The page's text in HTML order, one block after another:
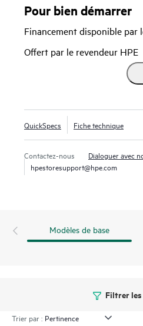
besoins en faisant votre choix
charge.
Pour bien démarrer
Financement disponible par
Offert par le revendeur HPE
QuickSpecs Fiche technique
Contactez-nous
Dialoguer avec
hpestoresupport@hpe.com
Modèles de base
Filtrer
Trier par :